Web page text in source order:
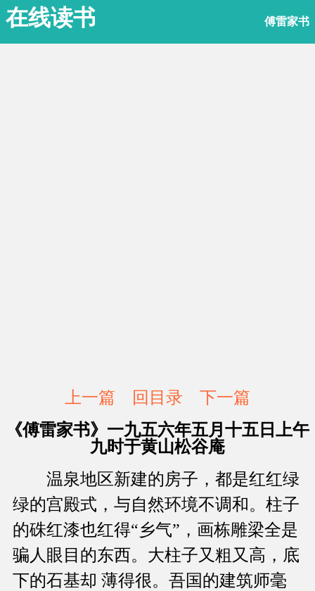
在线读书 傅雷家书
上一篇 回目录
下一篇
《傅雷家书》一九五六年五月十五日上午
九时于黄山松谷庵
温泉地区新建的房子，都是红红绿
绿的宫殿式，与自然环境不调和。柱子
的硃红漆也红得“乡气”，画栋雕梁全是
骗人眼目的东西。大柱子又粗又高，底
下的石基却 薄得很。吾国的建筑师毫